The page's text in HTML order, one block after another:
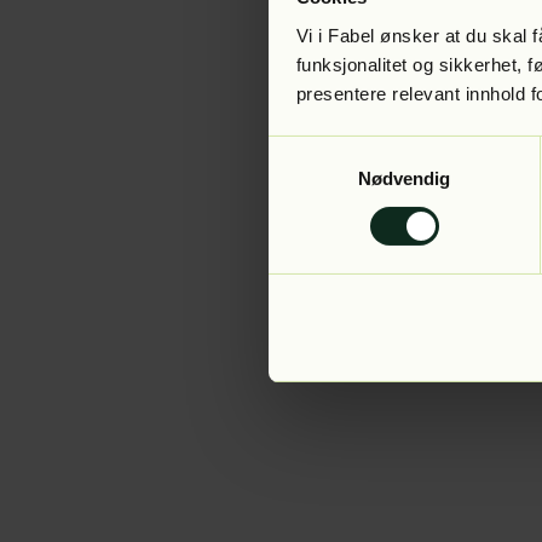
Vi i Fabel ønsker at du skal
funksjonalitet og sikkerhet,
presentere relevant innhold
Nødvendig
Application